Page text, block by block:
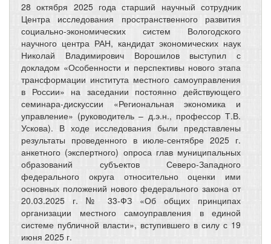
28 октября 2025 года старший научный сотрудник
Центра исследования пространственного развития
социально-экономических систем Вологодского
научного центра РАН, кандидат экономических наук
Николай Владимирович Ворошилов выступил с
докладом «Особенности и перспективы нового этапа
трансформации института местного самоуправления
в России» на заседании постоянно действующего
семинара-дискуссии «Региональная экономика и
управление» (руководитель – д.э.н., профессор Т.В.
Ускова). В ходе исследования были представлены
результаты проведенного в июле-сентябре 2025 г.
анкетного (экспертного) опроса глав муниципальных
образований субъектов Северо-Западного
федерального округа относительно оценки ими
основных положений нового федерального закона от
20.03.2025 г. № 33-ФЗ «Об общих принципах
организации местного самоуправления в единой
системе публичной власти», вступившего в силу с 19
июня 2025 г.